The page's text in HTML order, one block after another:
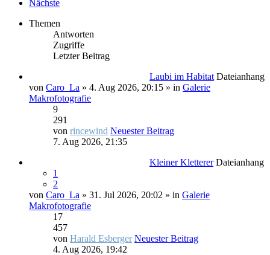
Nächste
Themen
Antworten
Zugriffe
Letzter Beitrag
Laubi im Habitat Dateianhang
von Caro_La » 4. Aug 2026, 20:15 » in Galerie
Makrofotografie
9
291
von rincewind Neuester Beitrag
7. Aug 2026, 21:35
Kleiner Kletterer Dateianhang
1
2
von Caro_La » 31. Jul 2026, 20:02 » in Galerie
Makrofotografie
17
457
von Harald Esberger Neuester Beitrag
4. Aug 2026, 19:42